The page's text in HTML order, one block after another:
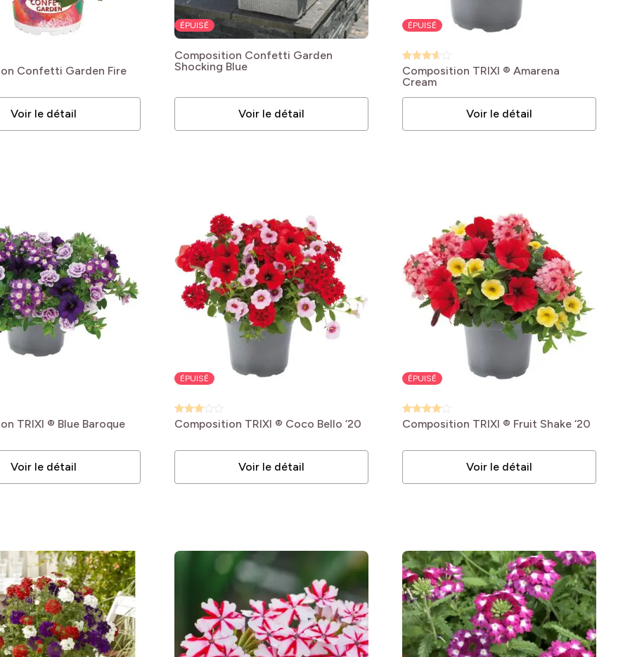
Confetti Garden Fire
Voir le détail
ÉPUISÉ
Composition Confetti Garden
Shocking Blue
Voir le détail
ÉPUISÉ
Composition TRIXI ® Amarena
Cream
Voir le détail
TRIXI ® Blue Baroque
Voir le détail
ÉPUISÉ
Composition TRIXI ® Coco Bello ‘20
Voir le détail
ÉPUISÉ
Composition TRIXI ® Fruit Shake ‘20
Voir le détail